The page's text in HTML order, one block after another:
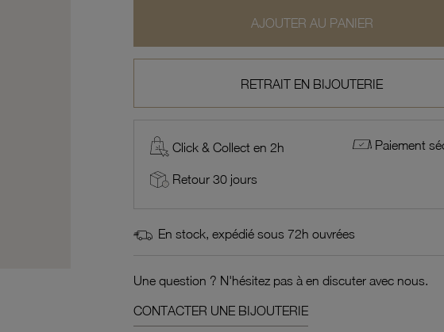
AJOUTER AU PANIER
RETRAIT EN BIJOUTERIE
Click & Collect en 2h Paiement
Retour 30 jours
En stock, expédié sous 72h ouvrées
Une question ? N'hésitez pas à en discuter avec nous.
CONTACTER UNE BIJOUTERIE